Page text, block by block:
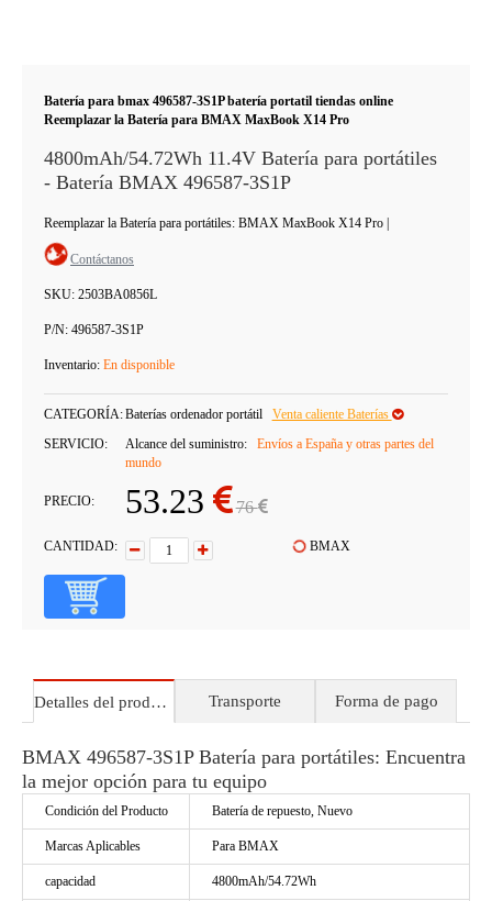
Batería para bmax 496587-3S1P batería portatil tiendas online
Reemplazar la Batería para BMAX MaxBook X14 Pro
4800mAh/54.72Wh 11.4V Batería para portátiles
- Batería BMAX 496587-3S1P
Reemplazar la Batería para portátiles: BMAX MaxBook X14 Pro
Contáctanos
SKU: 2503BA0856L
P/N: 496587-3S1P
Inventario: En disponible
CATEGORÍA:Baterías ordenador portátil
Venta caliente Baterías
SERVICIO:
Alcance del suministro:
Envíos a España y otras partes del
mundo
PRECIO: 53.23 76
CANTIDAD: BMAX
Detalles del producto Transporte Forma de pago
BMAX 496587-3S1P Batería para portátiles: Encuentra
la mejor opción para tu equipo
Condición del Producto Batería de repuesto, Nuevo
Marcas Aplicables Para BMAX
capacidad 4800mAh/54.72Wh